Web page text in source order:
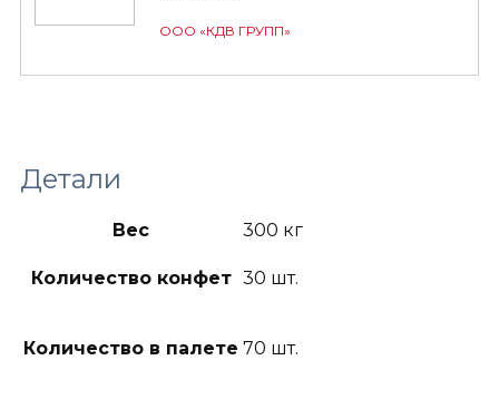
ООО «КДВ ГРУПП»
Детали
Вес 300 кг
Количество конфет 30 шт.
Количество в палете 70 шт.